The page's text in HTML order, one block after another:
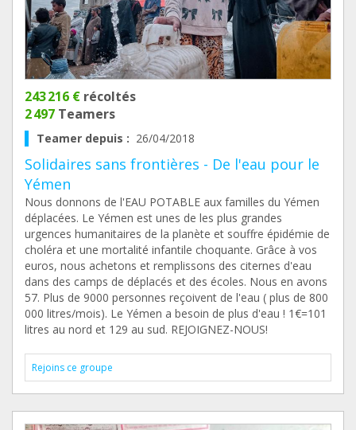
243 216 € récoltés
2 497 Teamers
Teamer depuis : 26/04/2018
Solidaires sans frontières - De l'eau pour le
Yémen
Nous donnons de l'EAU POTABLE aux familles du Yémen
déplacées. Le Yémen est unes de les plus grandes
urgences humanitaires de la planète et souffre épidémie de
choléra et une mortalité infantile choquante. Grâce à vos
euros, nous achetons et remplissons des citernes d'eau
dans des camps de déplacés et des écoles. Nous en avons
57. Plus de 9000 personnes reçoivent de l'eau ( plus de 800
000 litres/mois). Le Yémen a besoin de plus d'eau ! 1€=101
litres au nord et 129 au sud. REJOIGNEZ-NOUS!
Rejoins ce groupe